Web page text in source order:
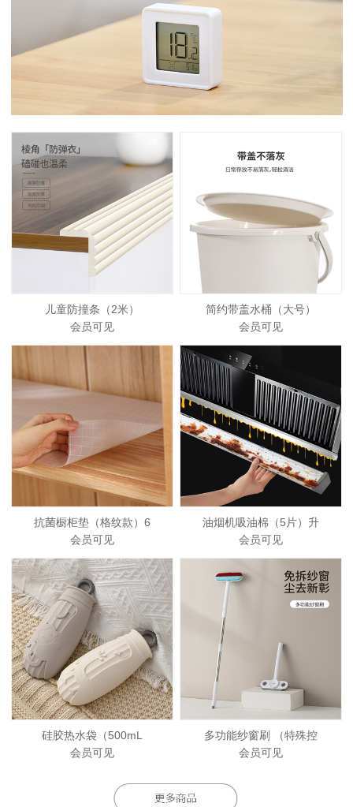
儿童防撞条（2米）
会员可见
简约带盖水桶（大号）
会员可见
抗菌橱柜垫（格纹款）6
会员可见
油烟机吸油棉（5片）升
会员可见
硅胶热水袋（500mL
会员可见
多功能纱窗刷 （特殊控
会员可见